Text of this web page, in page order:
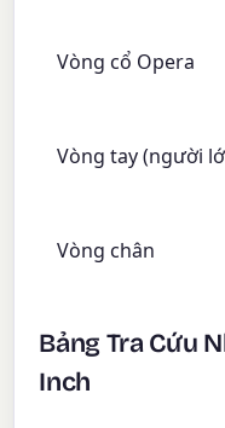
Vòng cổ Opera
Vòng tay (người
Vòng chân
Bảng Tra Cứu
Inch